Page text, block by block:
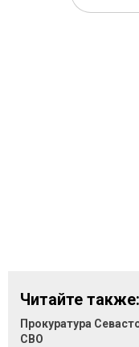
Читайте также:
Прокуратура
СВО